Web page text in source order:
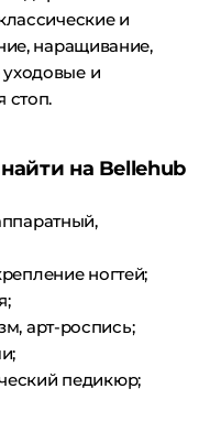
и
наращивание,
уходовые и
стоп.
на Bellehub
ногтей;
арт-роспись;
педикюр;